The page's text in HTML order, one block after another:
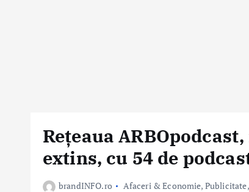
Rețeaua
extins, cu 54 de
brandINFO.ro Afaceri & Economie,